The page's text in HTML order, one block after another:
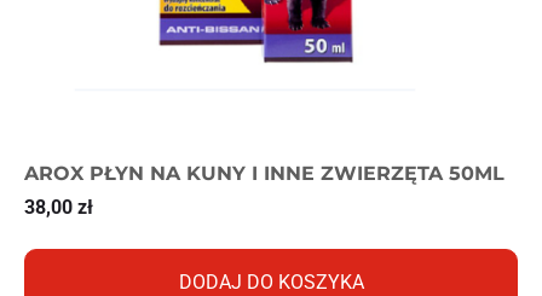
AROX PŁYN NA KUNY I INNE ZWIERZĘTA 50ML
38,00 zł
DODAJ DO KOSZYKA